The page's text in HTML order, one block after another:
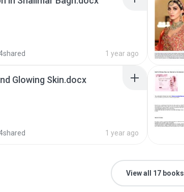
1 year ago
Glowing Skin.docx
1 year ago
View all 17 books